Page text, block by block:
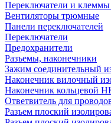
Переключатели и клеммы
Вентиляторы трюмные
Панели переключателей
Переключатели
Предохранители
Разъемы, наконечники
Зажим соединительный
Наконечник вилочный
Наконечник кольцевой
Ответвитель для
Разъем плоский